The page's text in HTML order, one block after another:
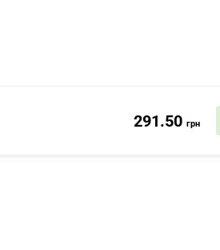
291.50 грн